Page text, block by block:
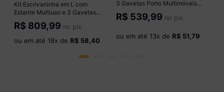
Kit Escrivaninha em L com
Estante Multiuso e 3 Gavetas
Línea Office Multimóveis
MP6081 Madeirado/Preto
R$ 809,99 no pix
ou em até 18x de R$ 58,40
3 Gavetas Porto Multimóveis
MP6036 Preto
R$ 539,99 no pix
ou em até 13x de R$ 51,79